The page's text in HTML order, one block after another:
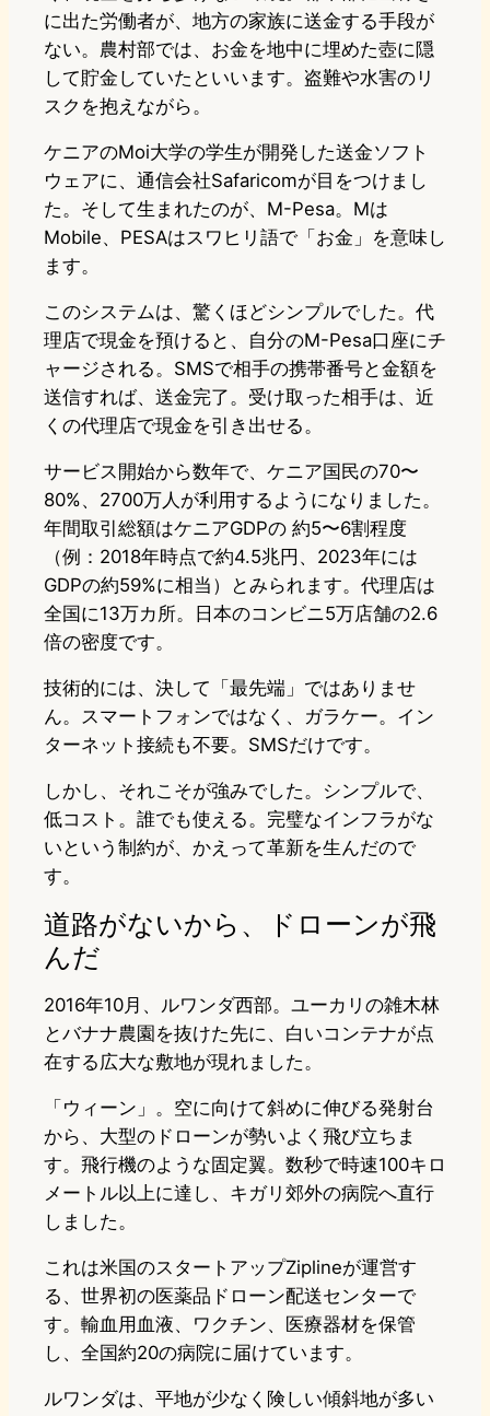
に出た労働者が、地方の家族に送金する手段が
ない。農村部では、お金を地中に埋めた壺に隠
して貯金していたといいます。盗難や水害のリ
スクを抱えながら。
ケニアのMoi大学の学生が開発した送金ソフト
ウェアに、通信会社Safaricomが目をつけまし
た。そして生まれたのが、M-Pesa。Mは
Mobile、PESAはスワヒリ語で「お金」を意味し
ます。
このシステムは、驚くほどシンプルでした。代
理店で現金を預けると、自分のM-Pesa口座にチ
ャージされる。SMSで相手の携帯番号と金額を
送信すれば、送金完了。受け取った相手は、近
くの代理店で現金を引き出せる。
サービス開始から数年で、ケニア国民の70〜
80%、2700万人が利用するようになりました。
年間取引総額はケニアGDPの 約5〜6割程度
（例：2018年時点で約4.5兆円、2023年には
GDPの約59%に相当）とみられます。代理店は
全国に13万カ所。日本のコンビニ5万店舗の2.6
倍の密度です。
技術的には、決して「最先端」ではありませ
ん。スマートフォンではなく、ガラケー。イン
ターネット接続も不要。SMSだけです。
しかし、それこそが強みでした。シンプルで、
低コスト。誰でも使える。完璧なインフラがな
いという制約が、かえって革新を生んだので
す。
道路がないから、ドローンが飛
んだ
2016年10月、ルワンダ西部。ユーカリの雑木林
とバナナ農園を抜けた先に、白いコンテナが点
在する広大な敷地が現れました。
「ウィーン」。空に向けて斜めに伸びる発射台
から、大型のドローンが勢いよく飛び立ちま
す。飛行機のような固定翼。数秒で時速100キロ
メートル以上に達し、キガリ郊外の病院へ直行
しました。
これは米国のスタートアップZiplineが運営す
る、世界初の医薬品ドローン配送センターで
す。輸血用血液、ワクチン、医療器材を保管
し、全国約20の病院に届けています。
ルワンダは、平地が少なく険しい傾斜地が多い